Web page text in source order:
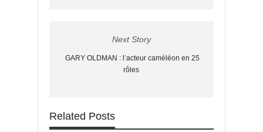
Next Story
GARY OLDMAN : l’acteur caméléon en 25
rôles
Related Posts